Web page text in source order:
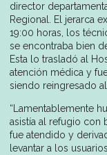
director
Regional. El jerarca
19:00 horas, los
se encontraba bien
Esta lo trasladó al
atención médica y
siendo reingresado
“Lamentablemente
asistía al refugio con
fue atendido y
levantar a los